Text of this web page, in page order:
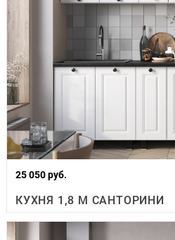
25 050 руб.
КУХНЯ 1,8 М САНТОРИНИ